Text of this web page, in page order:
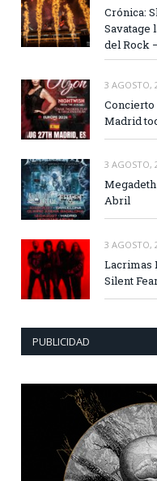
Crónica:
Savatage
del Rock
3 AGOSTO,
Concierto
Madrid
3 AGOSTO,
Abril
3 AGOSTO,
Lacrimas
Silent
PUBLICIDAD